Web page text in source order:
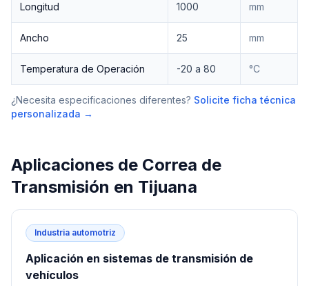
Longitud 1000 mm
Ancho 25 mm
Temperatura de Operación -20 a 80 °C
¿Necesita especificaciones diferentes? Solicite ficha técnica
personalizada →
Aplicaciones de Correa de
Transmisión en Tijuana
Industria automotriz
Aplicación en sistemas de transmisión de
vehículos